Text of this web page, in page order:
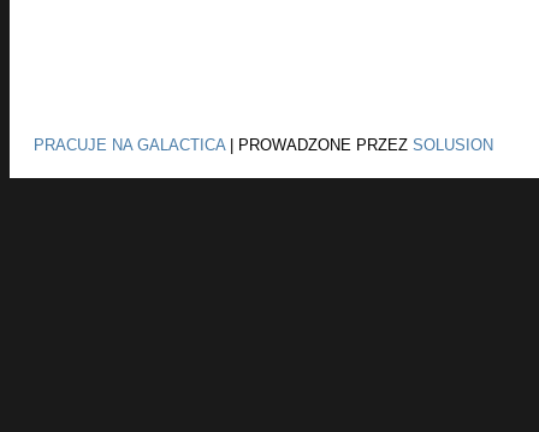
PRACUJE NA GALACTICA| PROWADZONE PRZEZ SOLUSION